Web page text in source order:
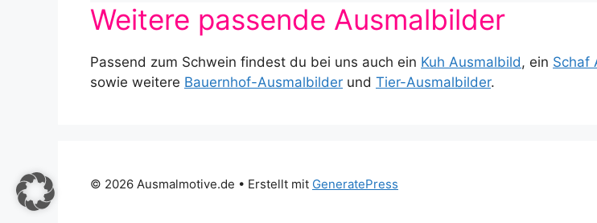
Weitere passende Ausmalbilder
Passend zum Schwein findest du bei uns auch ein Kuh Ausmalbild, ein Schaf
sowie weitere Bauernhof-Ausmalbilder und Tier-Ausmalbilder.
© 2026 Ausmalmotive.de • Erstellt mit GeneratePress